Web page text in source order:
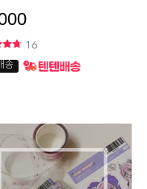
16
송